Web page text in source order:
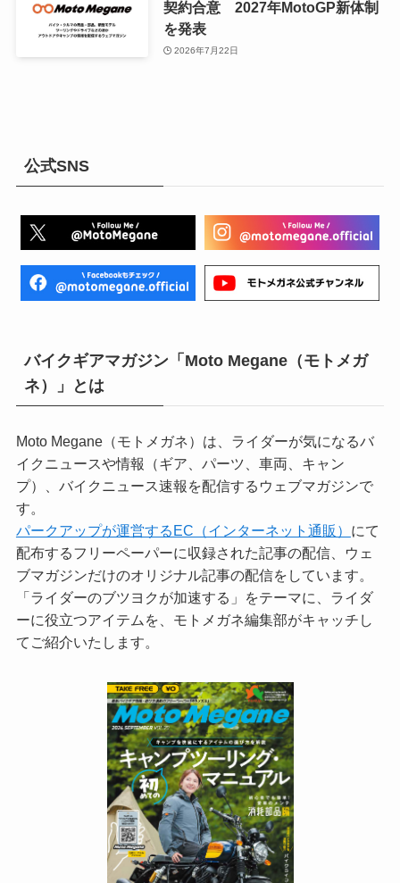
契約合意 2027年MotoGP新体制
を発表
2026年7月22日
公式SNS
バイクギアマガジン「Moto Megane（モトメガ
ネ）」とは
Moto Megane（モトメガネ）は、ライダーが気になるバ
イクニュースや情報（ギア、パーツ、車両、キャン
プ）、バイクニュース速報を配信するウェブマガジンで
す。
パークアップが運営するEC（インターネット通販） にて
配布するフリーペーパーに収録された記事の配信、ウェ
ブマガジンだけのオリジナル記事の配信をしています。
「ライダーのブツヨクが加速する」をテーマに、ライダ
ーに役立つアイテムを、モトメガネ編集部がキャッチし
てご紹介いたします。